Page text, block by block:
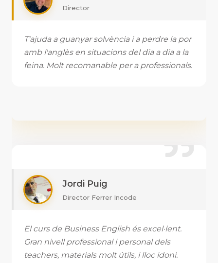
Director
T'ajuda a guanyar solvència i a perdre la por
amb l'anglès en situacions del dia a dia a la
feina. Molt recomanable per a professionals.
Jordi Puig
Director Ferrer Incode
El curs de Business English és excel·lent.
Gran nivell professional i personal dels
teachers, materials molt útils, i lloc idoni.